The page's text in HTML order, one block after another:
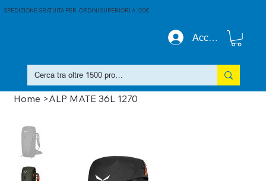
Accedi
SPEDIZIONE GRATUITA PER ORDINI SUPERIORI A 120€
Home >ALP MATE 36L 1270